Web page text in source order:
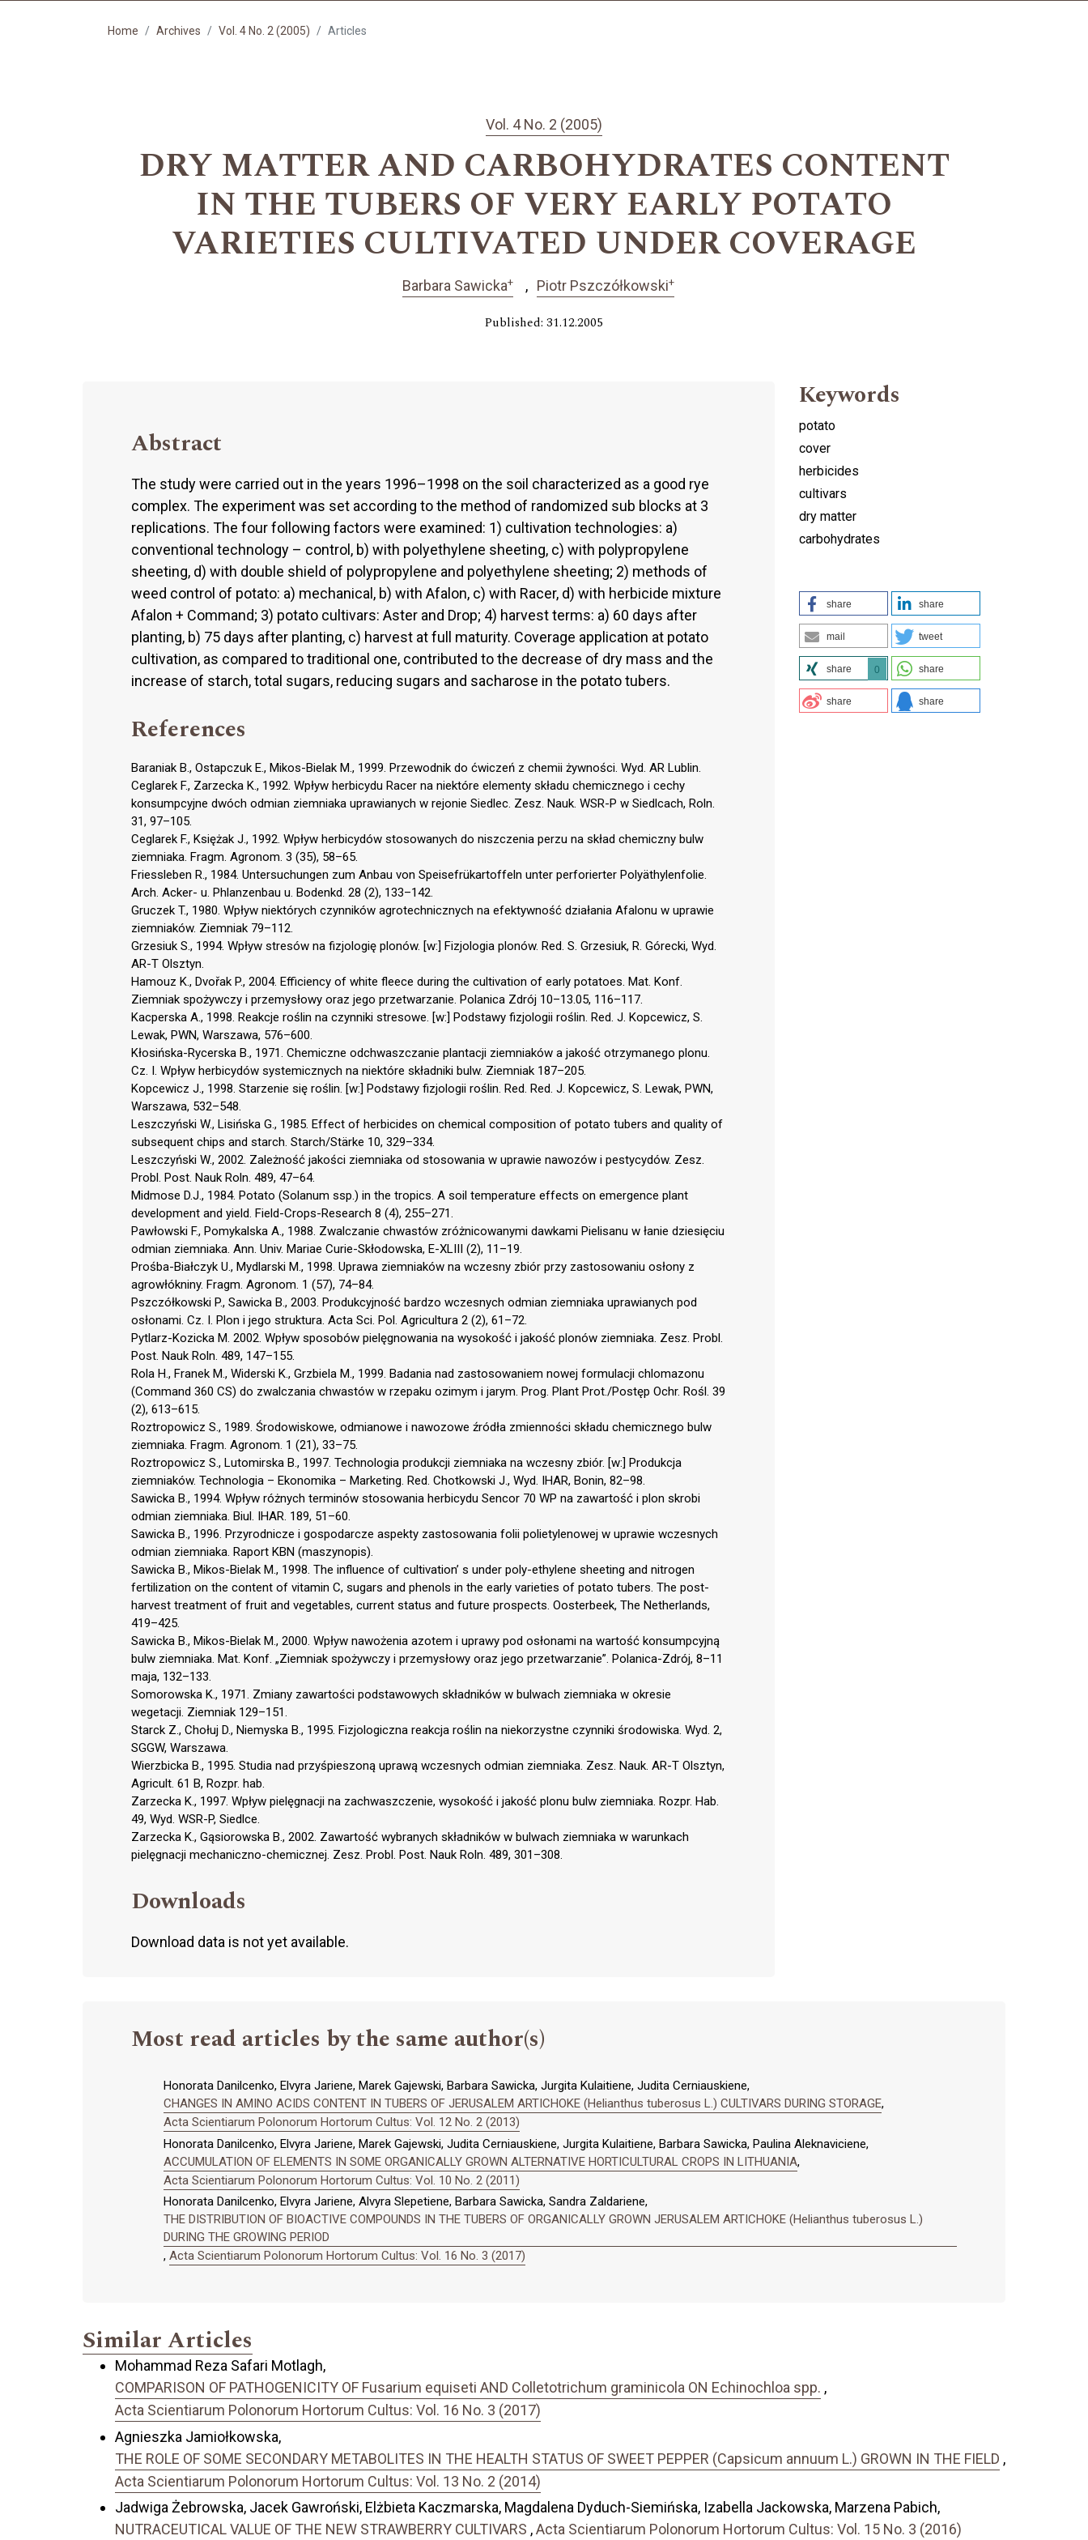
Home Archives Vol. 4 No. 2 (2005) Articles
Vol. 4 No. 2 (2005)
DRY MATTER AND CARBOHYDRATES CONTENT
IN THE TUBERS OF VERY EARLY POTATO
VARIETIES CULTIVATED UNDER COVERAGE
Barbara Sawicka+ Piotr Pszczółkowski+
Published: 31.12.2005
Abstract
The study were carried out in the years 1996–1998 on the soil characterized as a good rye
complex. The experiment was set according to the method of randomized sub blocks at 3
replications. The four following factors were examined: 1) cultivation technologies: a)
conventional technology – control, b) with polyethylene sheeting, c) with polypropylene
sheeting, d) with double shield of polypropylene and polyethylene sheeting; 2) methods of
weed control of potato: a) mechanical, b) with Afalon, c) with Racer, d) with herbicide mixture
Afalon + Command; 3) potato cultivars: Aster and Drop; 4) harvest terms: a) 60 days after
planting, b) 75 days after planting, c) harvest at full maturity. Coverage application at potato
cultivation, as compared to traditional one, contributed to the decrease of dry mass and the
increase of starch, total sugars, reducing sugars and sacharose in the potato tubers.
References
Baraniak B., Ostapczuk E., Mikos-Bielak M., 1999. Przewodnik do ćwiczeń z chemii żywności. Wyd. AR Lublin.
Ceglarek F., Zarzecka K., 1992. Wpływ herbicydu Racer na niektóre elementy składu chemicznego i cechy
konsumpcyjne dwóch odmian ziemniaka uprawianych w rejonie Siedlec. Zesz. Nauk. WSR-P w Siedlcach, Roln.
31, 97–105.
Ceglarek F., Księżak J., 1992. Wpływ herbicydów stosowanych do niszczenia perzu na skład chemiczny bulw
ziemniaka. Fragm. Agronom. 3 (35), 58–65.
Friessleben R., 1984. Untersuchungen zum Anbau von Speisefrükartoffeln unter perforierter Polyäthylenfolie.
Arch. Acker- u. Phlanzenbau u. Bodenkd. 28 (2), 133–142.
Gruczek T., 1980. Wpływ niektórych czynników agrotechnicznych na efektywność działania Afalonu w uprawie
ziemniaków. Ziemniak 79–112.
Grzesiuk S., 1994. Wpływ stresów na fizjologię plonów. [w:] Fizjologia plonów. Red. S. Grzesiuk, R. Górecki, Wyd.
AR-T Olsztyn.
Hamouz K., Dvořak P., 2004. Efficiency of white fleece during the cultivation of early potatoes. Mat. Konf.
Ziemniak spożywczy i przemysłowy oraz jego przetwarzanie. Polanica Zdrój 10–13.05, 116–117.
Kacperska A., 1998. Reakcje roślin na czynniki stresowe. [w:] Podstawy fizjologii roślin. Red. J. Kopcewicz, S.
Lewak, PWN, Warszawa, 576–600.
Kłosińska-Rycerska B., 1971. Chemiczne odchwaszczanie plantacji ziemniaków a jakość otrzymanego plonu.
Cz. I. Wpływ herbicydów systemicznych na niektóre składniki bulw. Ziemniak 187–205.
Kopcewicz J., 1998. Starzenie się roślin. [w:] Podstawy fizjologii roślin. Red. Red. J. Kopcewicz, S. Lewak, PWN,
Warszawa, 532–548.
Leszczyński W., Lisińska G., 1985. Effect of herbicides on chemical composition of potato tubers and quality of
subsequent chips and starch. Starch/Stärke 10, 329–334.
Leszczyński W., 2002. Zależność jakości ziemniaka od stosowania w uprawie nawozów i pestycydów. Zesz.
Probl. Post. Nauk Roln. 489, 47–64.
Midmose D.J., 1984. Potato (Solanum ssp.) in the tropics. A soil temperature effects on emergence plant
development and yield. Field-Crops-Research 8 (4), 255–271.
Pawłowski F., Pomykalska A., 1988. Zwalczanie chwastów zróżnicowanymi dawkami Pielisanu w łanie dziesięciu
odmian ziemniaka. Ann. Univ. Mariae Curie-Skłodowska, E-XLIII (2), 11–19.
Prośba-Białczyk U., Mydlarski M., 1998. Uprawa ziemniaków na wczesny zbiór przy zastosowaniu osłony z
agrowłókniny. Fragm. Agronom. 1 (57), 74–84.
Pszczółkowski P., Sawicka B., 2003. Produkcyjność bardzo wczesnych odmian ziemniaka uprawianych pod
osłonami. Cz. I. Plon i jego struktura. Acta Sci. Pol. Agricultura 2 (2), 61–72.
Pytlarz-Kozicka M. 2002. Wpływ sposobów pielęgnowania na wysokość i jakość plonów ziemniaka. Zesz. Probl.
Post. Nauk Roln. 489, 147–155.
Rola H., Franek M., Widerski K., Grzbiela M., 1999. Badania nad zastosowaniem nowej formulacji chlomazonu
(Command 360 CS) do zwalczania chwastów w rzepaku ozimym i jarym. Prog. Plant Prot./Postęp Ochr. Rośl. 39
(2), 613–615.
Roztropowicz S., 1989. Środowiskowe, odmianowe i nawozowe źródła zmienności składu chemicznego bulw
ziemniaka. Fragm. Agronom. 1 (21), 33–75.
Roztropowicz S., Lutomirska B., 1997. Technologia produkcji ziemniaka na wczesny zbiór. [w:] Produkcja
ziemniaków. Technologia – Ekonomika – Marketing. Red. Chotkowski J., Wyd. IHAR, Bonin, 82–98.
Sawicka B., 1994. Wpływ różnych terminów stosowania herbicydu Sencor 70 WP na zawartość i plon skrobi
odmian ziemniaka. Biul. IHAR. 189, 51–60.
Sawicka B., 1996. Przyrodnicze i gospodarcze aspekty zastosowania folii polietylenowej w uprawie wczesnych
odmian ziemniaka. Raport KBN (maszynopis).
Sawicka B., Mikos-Bielak M., 1998. The influence of cultivation’ s under poly-ethylene sheeting and nitrogen
fertilization on the content of vitamin C, sugars and phenols in the early varieties of potato tubers. The post-
harvest treatment of fruit and vegetables, current status and future prospects. Oosterbeek, The Netherlands,
419–425.
Sawicka B., Mikos-Bielak M., 2000. Wpływ nawożenia azotem i uprawy pod osłonami na wartość konsumpcyjną
bulw ziemniaka. Mat. Konf. „Ziemniak spożywczy i przemysłowy oraz jego przetwarzanie”. Polanica-Zdrój, 8–11
maja, 132–133.
Somorowska K., 1971. Zmiany zawartości podstawowych składników w bulwach ziemniaka w okresie
wegetacji. Ziemniak 129–151.
Starck Z., Chołuj D., Niemyska B., 1995. Fizjologiczna reakcja roślin na niekorzystne czynniki środowiska. Wyd. 2,
SGGW, Warszawa.
Wierzbicka B., 1995. Studia nad przyśpieszoną uprawą wczesnych odmian ziemniaka. Zesz. Nauk. AR-T Olsztyn,
Agricult. 61 B, Rozpr. hab.
Zarzecka K., 1997. Wpływ pielęgnacji na zachwaszczenie, wysokość i jakość plonu bulw ziemniaka. Rozpr. Hab.
49, Wyd. WSR-P, Siedlce.
Zarzecka K., Gąsiorowska B., 2002. Zawartość wybranych składników w bulwach ziemniaka w warunkach
pielęgnacji mechaniczno-chemicznej. Zesz. Probl. Post. Nauk Roln. 489, 301–308.
Downloads
Download data is not yet available.
Keywords
potato
cover
herbicides
cultivars
dry matter
carbohydrates
share share
mail tweet
share 0 share
share share
Most read articles by the same author(s)
Honorata Danilcenko, Elvyra Jariene, Marek Gajewski, Barbara Sawicka, Jurgita Kulaitiene, Judita Cerniauskiene,
CHANGES IN AMINO ACIDS CONTENT IN TUBERS OF JERUSALEM ARTICHOKE (Helianthus tuberosus L.) CULTIVARS DURING STORAGE,
Acta Scientiarum Polonorum Hortorum Cultus: Vol. 12 No. 2 (2013)
Honorata Danilcenko, Elvyra Jariene, Marek Gajewski, Judita Cerniauskiene, Jurgita Kulaitiene, Barbara Sawicka, Paulina Aleknaviciene,
ACCUMULATION OF ELEMENTS IN SOME ORGANICALLY GROWN ALTERNATIVE HORTICULTURAL CROPS IN LITHUANIA,
Acta Scientiarum Polonorum Hortorum Cultus: Vol. 10 No. 2 (2011)
Honorata Danilcenko, Elvyra Jariene, Alvyra Slepetiene, Barbara Sawicka, Sandra Zaldariene,
THE DISTRIBUTION OF BIOACTIVE COMPOUNDS IN THE TUBERS OF ORGANICALLY GROWN JERUSALEM ARTICHOKE (Helianthus tuberosus L.)
DURING THE GROWING PERIOD
, Acta Scientiarum Polonorum Hortorum Cultus: Vol. 16 No. 3 (2017)
Similar Articles
Mohammad Reza Safari Motlagh,
COMPARISON OF PATHOGENICITY OF Fusarium equiseti AND Colletotrichum graminicola ON Echinochloa spp. ,
Acta Scientiarum Polonorum Hortorum Cultus: Vol. 16 No. 3 (2017)
Agnieszka Jamiołkowska,
THE ROLE OF SOME SECONDARY METABOLITES IN THE HEALTH STATUS OF SWEET PEPPER (Capsicum annuum L.) GROWN IN THE FIELD ,
Acta Scientiarum Polonorum Hortorum Cultus: Vol. 13 No. 2 (2014)
Jadwiga Żebrowska, Jacek Gawroński, Elżbieta Kaczmarska, Magdalena Dyduch-Siemińska, Izabella Jackowska, Marzena Pabich,
NUTRACEUTICAL VALUE OF THE NEW STRAWBERRY CULTIVARS ,Acta Scientiarum Polonorum Hortorum Cultus: Vol. 15 No. 3 (2016)